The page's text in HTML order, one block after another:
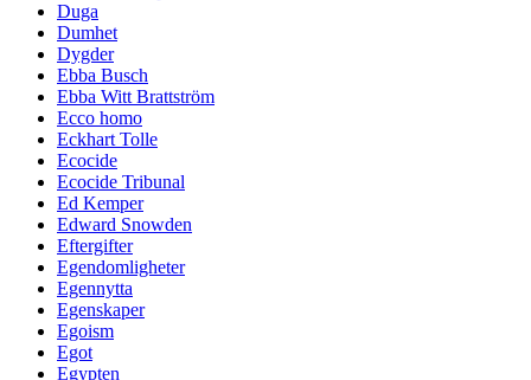
Duga
Dumhet
Dygder
Ebba Busch
Ebba Witt Brattström
Ecco homo
Eckhart Tolle
Ecocide
Ecocide Tribunal
Ed Kemper
Edward Snowden
Eftergifter
Egendomligheter
Egennytta
Egenskaper
Egoism
Egot
Egypten